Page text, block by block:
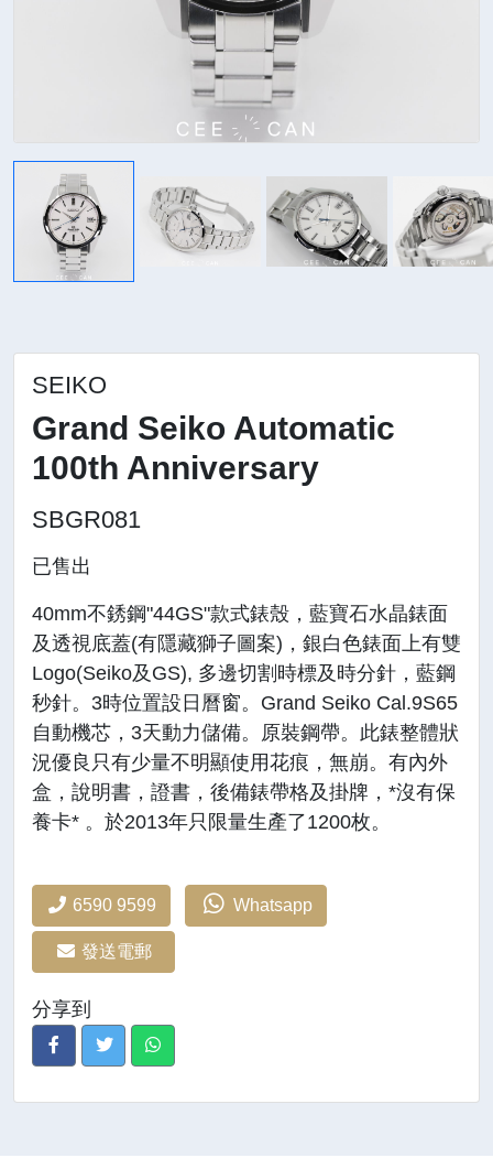
SEIKO
Grand Seiko Automatic
100th Anniversary
SBGR081
已售出
40mm不銹鋼"44GS"款式錶殼，藍寶石水晶錶面
及透視底蓋(有隱藏獅子圖案)，銀白色錶面上有雙
Logo(Seiko及GS), 多邊切割時標及時分針，藍鋼
秒針。3時位置設日曆窗。Grand Seiko Cal.9S65
自動機芯，3天動力儲備。原裝鋼帶。此錶整體狀
況優良只有少量不明顯使用花痕，無崩。有內外
盒，說明書，證書，後備錶帶格及掛牌，*沒有保
養卡* 。於2013年只限量生產了1200枚。
6590 9599 Whatsapp
發送電郵
分享到